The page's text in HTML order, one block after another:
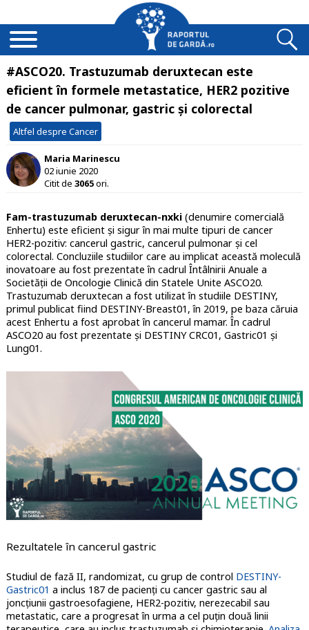
#ASCO20. Trastuzumab deruxtecan este
eficient în formele metastatice, HER2 pozitive
de cancer pulmonar, gastric și colorectal
Altfel despre Cancer
Maria Marinescu
02 iunie 2020
Citit de 3065ori.
Fam-trastuzumab deruxtecan-nxki(denumire comercială
Enhertu) este eficient și sigur în mai multe tipuri de cancer
HER2-pozitiv: cancerul gastric, cancerul pulmonar și cel
colorectal. Concluziile studiilor care au implicat această moleculă
inovatoare au fost prezentate în cadrul Întâlnirii Anuale a
Societății de Oncologie Clinică din Statele Unite ASCO20.
Trastuzumab deruxtecan a fost utilizat în studiile DESTINY,
primul publicat fiind DESTINY-Breast01, în 2019, pe baza căruia
acest Enhertu a fost aprobat în cancerul mamar. În cadrul
ASCO20 au fost prezentate și DESTINY CRC01, Gastric01 și
Lung01.
Rezultatele în cancerul gastric
Studiul de fază II, randomizat, cu grup de control DESTINY-
Gastric01 a inclus 187 de pacienți cu cancer gastric sau al
joncțiunii gastroesofagiene, HER2-pozitiv, nerezecabil sau
metastatic, care a progresat în urma a cel puțin două linii